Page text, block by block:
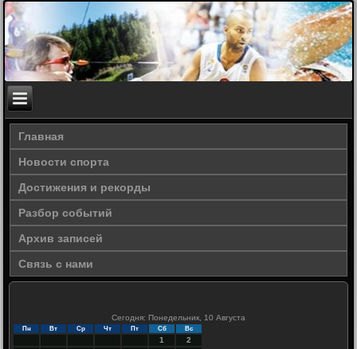
Главная
Новости спорта
Достижения и рекорды
Разбор событий
Архив записей
Связь с нами
Сегодня: Понедельник, 10 Августа
Пн Вт Ср Чт Пт Сб Вс
1
2